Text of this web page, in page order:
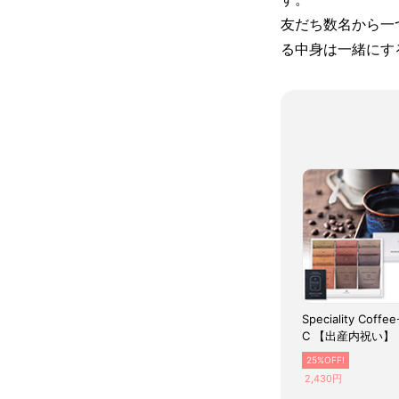
友だち数名から
る中身は一緒に
Speciality Coffee
C 【出産内祝い】
25%OFF!
2,430円